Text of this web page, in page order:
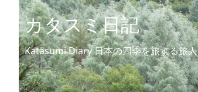
カタスミ日記
Katasumi Diary 日本の四季を旅する旅人